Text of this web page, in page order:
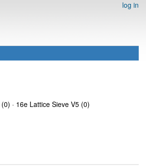
log in
(0) · 16e Lattice Sieve V5 (0)